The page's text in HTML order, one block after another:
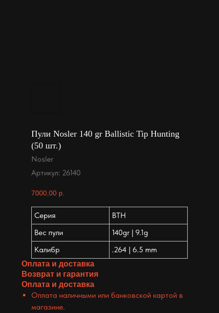
Пули Nosler 140 gr Ballistic Tip Hunting
(50 шт.)
Nosler
Артикул: 26140
7000,00 р.
Серия
BTH
Вес пули
140gr | 9.1g
Калибр
.264 | 6.5 mm
Оплата и доставка
Возврат и гарантия
Оплата и доставка
Оплата наличными или банковской картой в
магазине.